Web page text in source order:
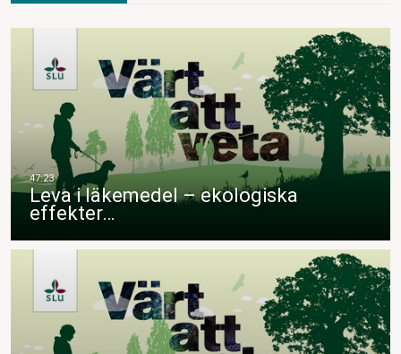
Leva i läkemedel – ekologiska
effekter…